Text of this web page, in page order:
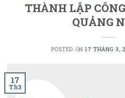
THÀNH LẬP
QUẢNG
POSTED ON17 THÁNG 3,
17
Th3